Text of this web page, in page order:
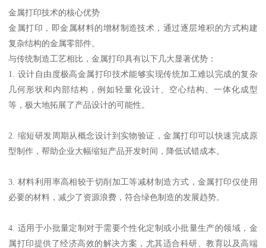
金属打印技术的核心优势
金属打印，即金属材料的增材制造技术，通过逐层堆积的方式构建
复杂结构的金属零部件。
与传统制造工艺相比，金属打印具有以下几大显著优势：
1. 设计自由度极高金属打印技术能够实现传统加工难以完成的复杂
几何形状和内部结构，例如轻量化设计、空心结构、一体化成型
等，极大地拓展了产品设计的可能性。
2. 缩短研发周期从概念设计到实物验证，金属打印可以快速完成原
型制作，帮助企业大幅缩短产品开发时间，降低试错成本。
3. 材料利用率高相较于切削加工等减材制造方式，金属打印仅使用
必要的材料，减少了资源浪费，符合绿色制造的发展趋势。
4. 适用于小批量定制对于需要个性化定制或小批量生产的领域，金
属打印提供了经济高效的解决方案，尤其适合科研、教育以及高端